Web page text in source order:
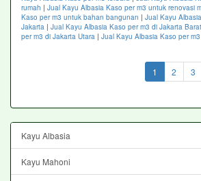
rumah | Jual Kayu Albasia Kaso per m3 untuk renovasi
Kaso per m3 untuk bahan bangunan | Jual Kayu
Jakarta | Jual Kayu Albasia Kaso per m3 di Jakarta Barat
per m3 di Jakarta Utara | Jual Kayu Albasia Kaso per
1 (current)
2 3
Kayu Albasia
Kayu Mahoni